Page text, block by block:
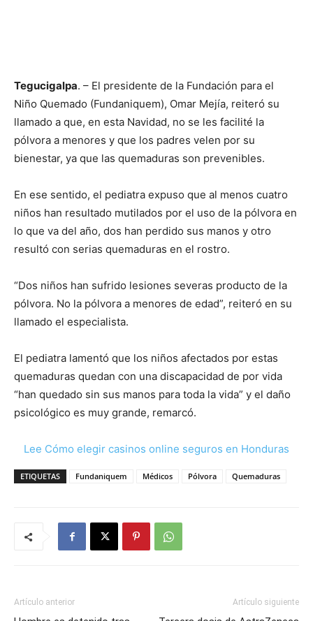
Tegucigalpa. – El presidente de la Fundación para el
Niño Quemado (Fundaniquem), Omar Mejía, reiteró su
llamado a que, en esta Navidad, no se les facilité la
pólvora a menores y que los padres velen por su
bienestar, ya que las quemaduras son prevenibles.
En ese sentido, el pediatra expuso que al menos cuatro
niños han resultado mutilados por el uso de la pólvora en
lo que va del año, dos han perdido sus manos y otro
resultó con serias quemaduras en el rostro.
“Dos niños han sufrido lesiones severas producto de la
pólvora. No la pólvora a menores de edad”, reiteró en su
llamado el especialista.
El pediatra lamentó que los niños afectados por estas
quemaduras quedan con una discapacidad de por vida
“han quedado sin sus manos para toda la vida” y el daño
psicológico es muy grande, remarcó.
Lee Cómo elegir casinos online seguros en Honduras
ETIQUETAS Fundaniquem Médicos Pólvora Quemaduras
Artículo anterior Artículo siguiente